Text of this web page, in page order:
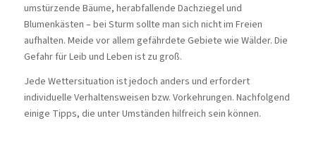
umstürzende Bäume, herabfallende Dachziegel und
Blumenkästen – bei Sturm sollte man sich nicht im Freien
aufhalten. Meide vor allem gefährdete Gebiete wie Wälder. Die
Gefahr für Leib und Leben ist zu groß.
Jede Wettersituation ist jedoch anders und erfordert
individuelle Verhaltensweisen bzw. Vorkehrungen. Nachfolgend
einige Tipps, die unter Umständen hilfreich sein können.